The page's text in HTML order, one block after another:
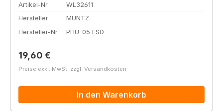
Artikel-Nr.
WL32611
Hersteller
MUNTZ
Hersteller-Nr.
PHU-05 ESD
Regulärer Preis:
19,60 €
Preise exkl. MwSt. zzgl. Versandkosten
In den Warenkorb